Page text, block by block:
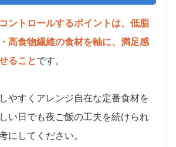
ントロールするポイントは、低脂
高食物繊維の食材を軸に、満足感
ることです。
やすくアレンジ自在な定番食材を
い日でも夜ご飯の工夫を続けられ
にしてください。